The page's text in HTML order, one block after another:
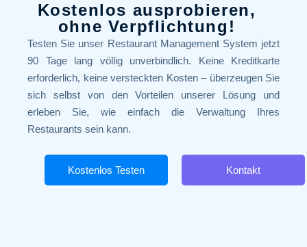
Kostenlos ausprobieren,
ohne Verpflichtung!
Testen Sie unser Restaurant Management System jetzt
90 Tage lang völlig unverbindlich. Keine Kreditkarte
erforderlich, keine versteckten Kosten – überzeugen Sie
sich selbst von den Vorteilen unserer Lösung und
erleben Sie, wie einfach die Verwaltung Ihres
Restaurants sein kann.
Kostenlos Testen Kontakt